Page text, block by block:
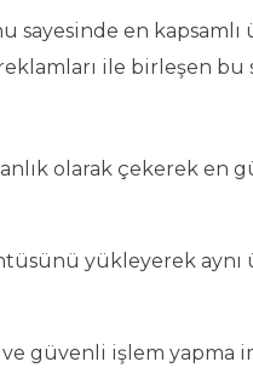
sayesinde en kapsamlı
ile birleşen bu
olarak çekerek en
yükleyerek aynı
ve güvenli işlem yapma